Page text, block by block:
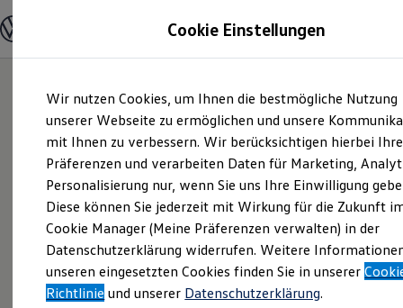
Hauptinhalt
springen
Footer
springen
Modelle und Konfigurator
Modelle vergleichen
Elektroautos
ENERGY Sondermodelle
Nutzfahrzeuge
SUV und CUV
Familienautos
Kombis
Kompaktwagen
Sportwagen
Schnell verfügbare Fahrzeuge
Angebote und Produkte
Aktuelle Angebote
E-Auto-Förderung
Volkswagen Marktplatz
Cookie Einstellungen
Wir nutzen Cookies, um Ihnen die bestmögliche Nutzung
unserer Webseite zu ermöglichen und unsere
mit Ihnen zu verbessern. Wir berücksichtigen hierbei Ihre
Präferenzen und verarbeiten Daten für Marketing,
Personalisierung nur, wenn Sie uns Ihre Einwilligung
Diese können Sie jederzeit mit Wirkung für die Zukunft
Cookie Manager (Meine Präferenzen verwalten) in der
Datenschutzerklärung widerrufen. Weitere
unseren eingesetzten Cookies finden Sie in unserer
Richtlinie und unserer Datenschutzerklärung.